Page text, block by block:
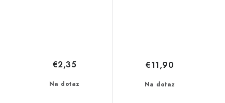
Na dotaz
€2,35
Na dotaz
€11,90